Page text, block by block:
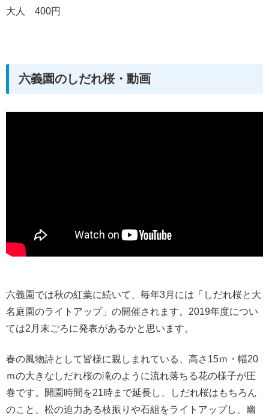
大人 400円
六義園のしだれ桜・動画
六義園では秋の紅葉に続いて、毎年3月には「しだれ桜と大
名庭園のライトアップ」の開催されます。2019年度につい
ては2月末ごろに発表があるかと思います。
春の風物詩として皆様に親しまれている、高さ15ｍ・幅20
ｍの大きなしだれ桜の滝のように流れ落ちる花の様子が圧
巻です。開園時間を21時まで延長し、しだれ桜はもちろん
のこと、松の迫力ある枝振りや石組をライトアップし、幽